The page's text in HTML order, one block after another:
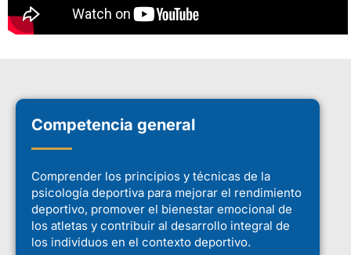
Competencia general
Comprender los principios y técnicas de la
psicología deportiva para mejorar el rendimiento
deportivo, promover el bienestar emocional de
los atletas y contribuir al desarrollo integral de
los individuos en el contexto deportivo.